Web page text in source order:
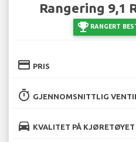
Rangering 9,1
emoji_events RANGERT
credit_card PRIS
timer GJENNOMSNITTLIG
directions_car KVALITET PÅ KJØRETØYET